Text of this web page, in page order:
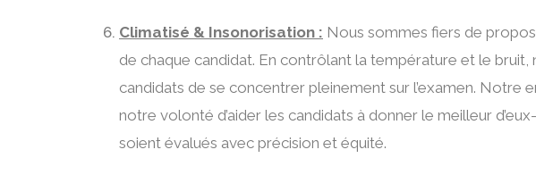
Climatisé & Insonorisation : Nous sommes fiers de
de chaque candidat. En contrôlant la température et le
candidats de se concentrer pleinement sur l’examen.
notre volonté d’aider les candidats à donner le meilleur
soient évalués avec précision et équité.